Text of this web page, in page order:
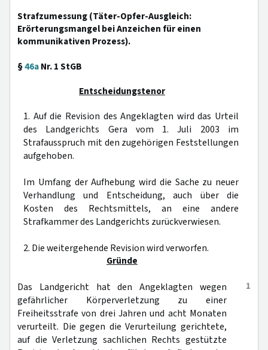
Strafzumessung (Täter-Opfer-Ausgleich:
Erörterungsmangel bei Anzeichen für einen
kommunikativen Prozess).
§46aNr. 1 StGB
Entscheidungstenor
1. Auf die Revision des Angeklagten wird das Urteil
des Landgerichts Gera vom 1. Juli 2003 im
Strafausspruch mit den zugehörigen Feststellungen
aufgehoben.
Im Umfang der Aufhebung wird die Sache zu neuer
Verhandlung und Entscheidung, auch über die
Kosten des Rechtsmittels, an eine andere
Strafkammer des Landgerichts zurückverwiesen.
2. Die weitergehende Revision wird verworfen.
Gründe
1
Das Landgericht hat den Angeklagten wegen
gefährlicher Körperverletzung zu einer
Freiheitsstrafe von drei Jahren und acht Monaten
verurteilt. Die gegen die Verurteilung gerichtete,
auf die Verletzung sachlichen Rechts gestützte